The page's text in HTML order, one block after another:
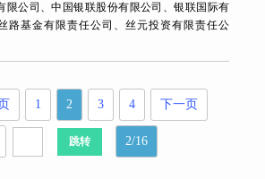
限公司、中国银联股份有限公司、银联国际有
路基金有限责任公司、丝元投资有限责任公
1 2 3 4 下一页
2/16